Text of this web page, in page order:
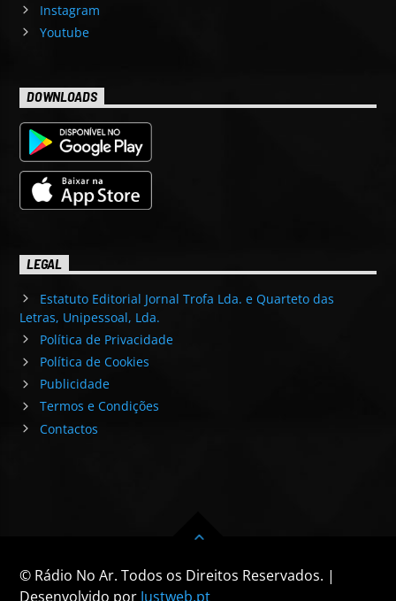
Instagram
Youtube
DOWNLOADS
LEGAL
Estatuto Editorial Jornal Trofa Lda. e Quarteto das
Letras, Unipessoal, Lda.
Política de Privacidade
Política de Cookies
Publicidade
Termos e Condições
Contactos
© Rádio No Ar. Todos os Direitos Reservados. |
Desenvolvido por Justweb.pt